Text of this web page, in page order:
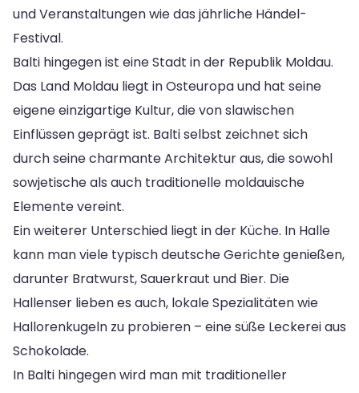
und Veranstaltungen wie das jährliche Händel-
Festival.
Balti hingegen ist eine Stadt in der Republik Moldau.
Das Land Moldau liegt in Osteuropa und hat seine
eigene einzigartige Kultur, die von slawischen
Einflüssen geprägt ist. Balti selbst zeichnet sich
durch seine charmante Architektur aus, die sowohl
sowjetische als auch traditionelle moldauische
Elemente vereint.
Ein weiterer Unterschied liegt in der Küche. In Halle
kann man viele typisch deutsche Gerichte genießen,
darunter Bratwurst, Sauerkraut und Bier. Die
Hallenser lieben es auch, lokale Spezialitäten wie
Hallorenkugeln zu probieren – eine süße Leckerei aus
Schokolade.
In Balti hingegen wird man mit traditioneller